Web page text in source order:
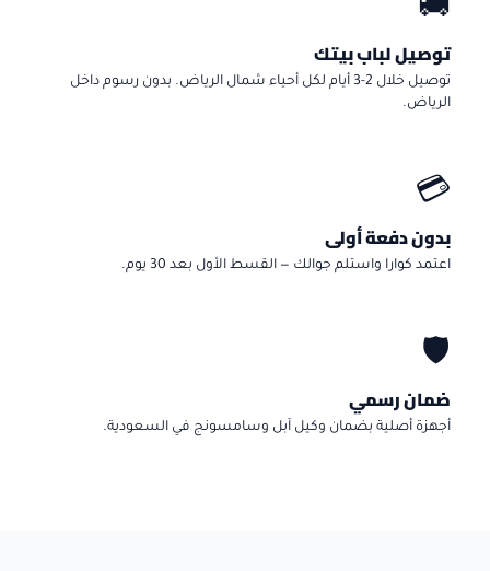
🚚
توصيل لباب بيتك
توصيل خلال 2-3 أيام لكل أحياء شمال الرياض. بدون رسوم داخل
الرياض.
💳
بدون دفعة أولى
اعتمد كوارا واستلم جوالك — القسط الأول بعد 30 يوم.
🛡️
ضمان رسمي
أجهزة أصلية بضمان وكيل آبل وسامسونج في السعودية.